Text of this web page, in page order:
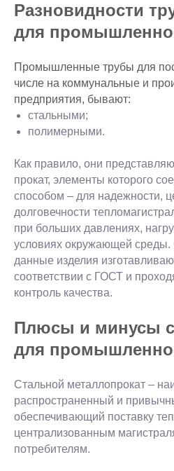
Разновидности
для
Промышленные трубы для
числе на коммунальные и
предприятия, бывают:
стальными;
полимерными.
Как правило, они
прокат, элементы которого
способом – для надежности,
долговечности
при больших давлениях,
условиях окружающей среды.
данные изделия
соответствии с ГОСТ и
контроль качества.
Плюсы и минусы
для
Стальной металлопрокат –
распространенный и
обеспечивающий поставку
централизованным
потребителям.